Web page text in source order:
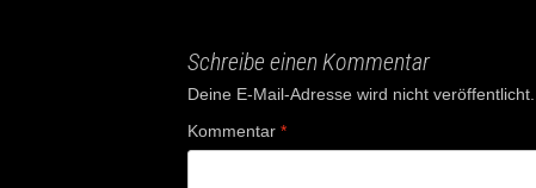
Schreibe einen Kommentar
Deine E-Mail-Adresse wird nicht veröffentlicht.
Kommentar *